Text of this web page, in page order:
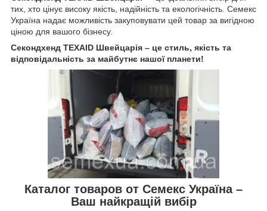
тих, хто цінує високу якість, надійність та екологічність. Семекс
Україна надає можливість закуповувати цей товар за вигідною
ціною для вашого бізнесу.
Секондхенд TEXAID Швейцарія – це стиль, якість та
відповідальність за майбутнє нашої планети!
Каталог товаров от Семекс Україна –
Ваш найкращій вибір